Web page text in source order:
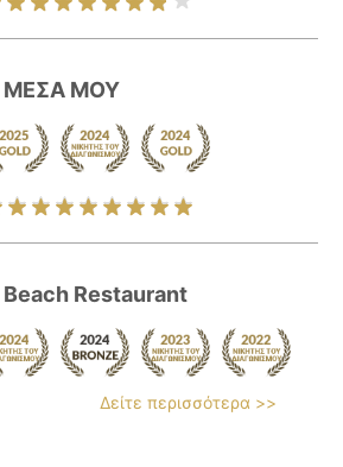
ΜΕΣΑ ΜΟΥ
Restaurant
Δείτε περισσότερα >>